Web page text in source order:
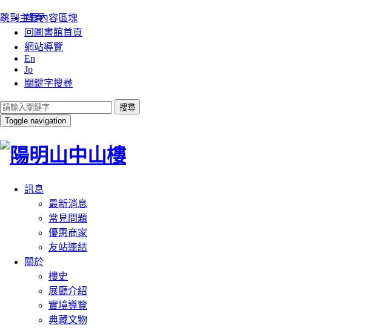
跳到主要內容區塊
:::
首頁
回圖書館首頁
網站導覽
En
Jp
關鍵字搜尋
搜尋
Toggle navigation
訊息
最新消息
常見問題
優惠商家
友站連結
關於
樓史
展廳介紹
實境導覽
典藏文物